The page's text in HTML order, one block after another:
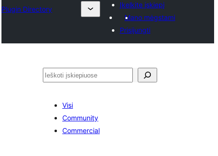
Plugin Directory
Įkelkite įskiepį
Mano mėgstami
Prisijungti
Paieška
Visi
Community
Commercial